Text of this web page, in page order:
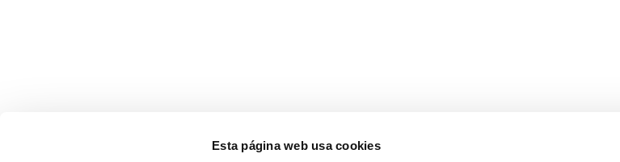
Esta página web usa cookies